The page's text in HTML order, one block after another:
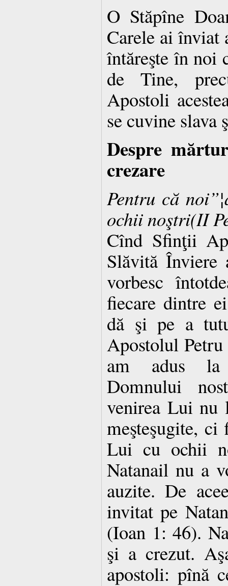
O Stăpîne
Carele ai
întăreşte în noi
de Tine,
Apostoli
se cuvine
Despre
crezare
Pentru că
ochii noştri(II
Cînd Sfinţii
Slăvită
vorbesc
fiecare dintre
dă şi pe a
Apostolul
am adus la
Domnului
venirea Lui nu
meşteşugite, ci
Lui cu ochii
Natanail nu a
auzite. De
invitat pe
(Ioan 1: 46).
şi a crezut.
apostoli: pînă